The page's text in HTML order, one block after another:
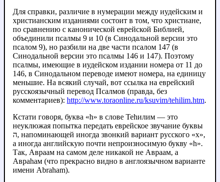
Для справки, различие в нумерации между иудейским и
христианским изданиями состоит в том, что христиане,
по сравнению с канонической еврейской Библией,
объединили псалмы 9 и 10 (в Синодальной версии это
псалом 9), но разбили на две части псалом 147 (в
Синодальной версии это псалмы 146 и 147). Поэтому
псалмы, имеющие в иудейском издании номера от 11 до
146, в Синодальном переводе имеют номера, на единицу
меньшие. На всякий случай, вот ссылка на еврейский
русскоязычный перевод Псалмов (правда, без
комментариев): http://www.toraonline.ru/ksuvim/tehilim.htm.
Кстати говоря, буква «h» в слове Теhилим — это
неуклюжая попытка передать еврейское звучание буквы
ה, напоминающей иногда звонкий вариант русского «х»,
а иногда английскую почти непроизносимую букву «h».
Так, Авраам на самом деле никакой не Авраам, а
Авраhам (что прекрасно видно в англоязычном варианте
имени Abraham).